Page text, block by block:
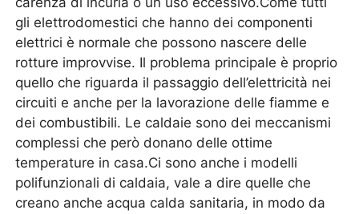
gli elettrodomestici che hanno dei componenti
elettrici è normale che possono nascere delle
rotture improvvise. Il problema principale è proprio
quello che riguarda il passaggio dell’elettricità nei
circuiti e anche per la lavorazione delle fiamme e
dei combustibili. Le caldaie sono dei meccanismi
complessi che però donano delle ottime
temperature in casa.Ci sono anche i modelli
polifunzionali di caldaia, vale a dire quelle che
creano anche acqua calda sanitaria, in modo da